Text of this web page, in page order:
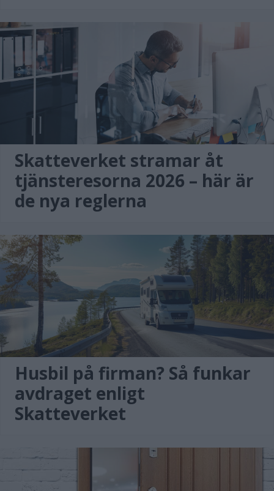
Skatteverket stramar åt
tjänsteresorna 2026 – här är
de nya reglerna
Husbil på firman? Så funkar
avdraget enligt
Skatteverket